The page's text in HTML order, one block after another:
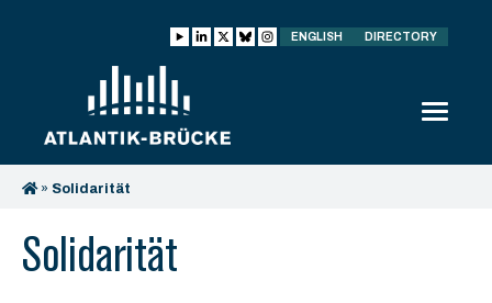
ENGLISH DIRECTORY
» Solidarität
Solidarität